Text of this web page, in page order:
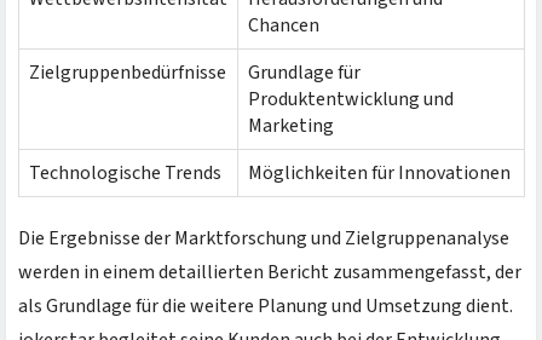
Chancen
Zielgruppenbedürfnisse
Grundlage für
Produktentwicklung und
Marketing
Technologische Trends
Möglichkeiten für Innovationen
Die Ergebnisse der Marktforschung und Zielgruppenanalyse
werden in einem detaillierten Bericht zusammengefasst, der
als Grundlage für die weitere Planung und Umsetzung dient.